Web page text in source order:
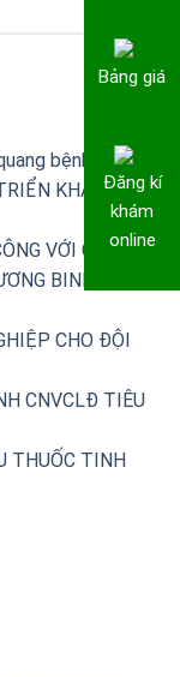
bệnh viện
KHAI
VỚI CÁCH
BINH – LIỆT
CHO ĐỘI
CNVCLĐ TIÊU
THUỐC TINH
Bảng giá
Đăng kí
khám
online